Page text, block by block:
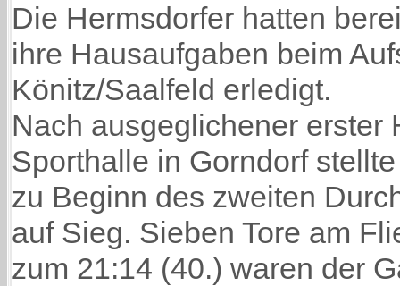
Die Hermsdorfer hatten
ihre Hausaufgaben beim
Könitz/Saalfeld erledigt.
Nach ausgeglichener erster
Sporthalle in Gorndorf
zu Beginn des zweiten
auf Sieg. Sieben Tore am
zum 21:14 (40.) waren der